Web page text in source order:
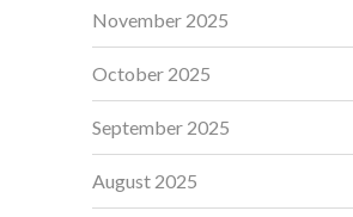
November 2025
October 2025
September 2025
August 2025